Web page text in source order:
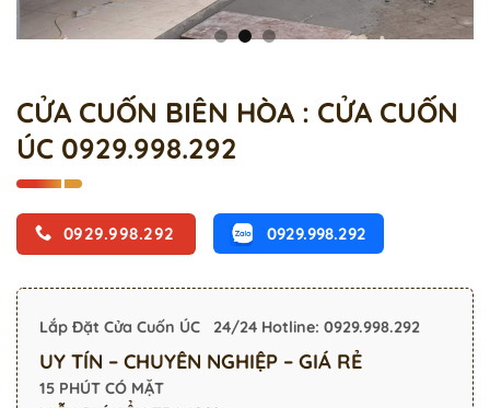
CỬA CUỐN BIÊN HÒA : CỬA CUỐN
ÚC 0929.998.292
0929.998.292 0929.998.292
Lắp Đặt Cửa Cuốn ÚC 24/24 Hotline: 0929.998.292
UY TÍN – CHUYÊN NGHIỆP – GIÁ RẺ
15 PHÚT CÓ MẶT